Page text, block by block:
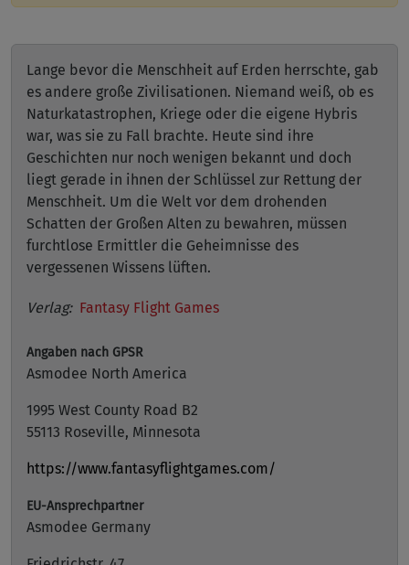
Lange bevor die Menschheit auf Erden herrschte, gab
es andere große Zivilisationen. Niemand weiß, ob es
Naturkatastrophen, Kriege oder die eigene Hybris
war, was sie zu Fall brachte. Heute sind ihre
Geschichten nur noch wenigen bekannt und doch
liegt gerade in ihnen der Schlüssel zur Rettung der
Menschheit. Um die Welt vor dem drohenden
Schatten der Großen Alten zu bewahren, müssen
furchtlose Ermittler die Geheimnisse des
vergessenen Wissens lüften.
Verlag: Fantasy Flight Games
Angaben nach GPSR
Asmodee North America
1995 West County Road B2
55113 Roseville, Minnesota
https://www.fantasyflightgames.com/
EU-Ansprechpartner
Asmodee Germany